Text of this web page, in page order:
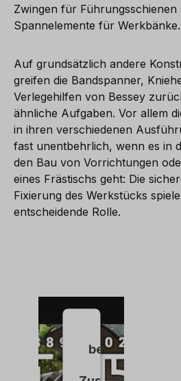
Zwingen für Führungsschienen
Spannelemente für Werkbänke.
Auf grundsätzlich andere
greifen die Bandspanner,
Verlegehilfen von Bessey
ähnliche Aufgaben. Vor allem
in ihren verschiedenen
fast unentbehrlich, wenn es in
den Bau von Vorrichtungen
eines Frästischs geht: Die
Fixierung des Werkstücks
entscheidende Rolle.
Wir
benötigen
Ihre